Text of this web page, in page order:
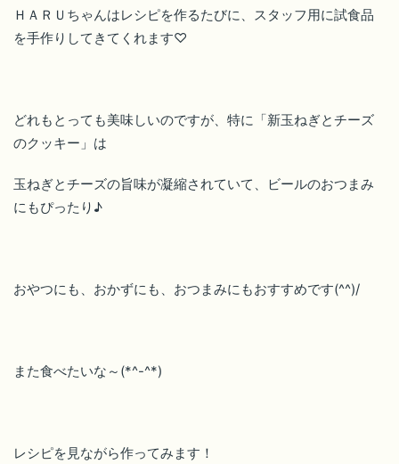
ＨＡＲＵちゃんはレシピを作るたびに、スタッフ用に試食品
を手作りしてきてくれます♡
どれもとっても美味しいのですが、特に「新玉ねぎとチーズ
のクッキー」は
玉ねぎとチーズの旨味が凝縮されていて、ビールのおつまみ
にもぴったり♪
おやつにも、おかずにも、おつまみにもおすすめです(^^)/
また食べたいな～(*^-^*)
レシピを見ながら作ってみます！